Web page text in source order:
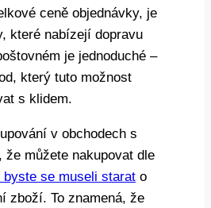
ceně objednávky, je
které nabízejí dopravu
je jednoduché –
který tuto možnost
s klidem.
v obchodech s
že můžete nakupovat dle
byste se museli starat o
zboží. To znamená, že